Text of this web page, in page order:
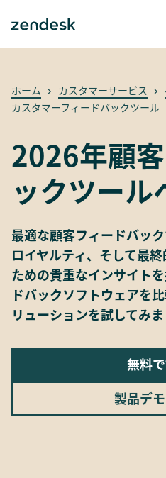
ホーム カスタマーサービス
カスタマーフィードバックツール
2026年顧
ックツー
最適な顧客フィードバッ
ロイヤルティ、そして最
ための貴重なインサイト
ドバックソフトウェアを
リューションを試してみま
無料
製品デ